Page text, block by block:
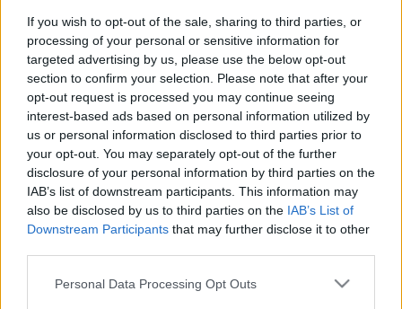
If you wish to opt-out of the sale, sharing to third parties, or
processing of your personal or sensitive information for
targeted advertising by us, please use the below opt-out
section to confirm your selection. Please note that after your
opt-out request is processed you may continue seeing
interest-based ads based on personal information utilized by
us or personal information disclosed to third parties prior to
your opt-out. You may separately opt-out of the further
disclosure of your personal information by third parties on the
IAB’s list of downstream participants. This information may
also be disclosed by us to third parties on the IAB’s List of
Downstream Participants that may further disclose it to other
Please note that this website/app uses one or more Google
Personal Data Processing Opt Outs
DIY: Belezz és tárolj!
Bohusek•2013. július 23.
Tinédzser gyermeke rá sem néz a hangszerre, pedig
zenészt akart belőle faragni? Ja, hogy régi és már
használhatatlan a szegény jószág (nem a gyerek, a
hangszer)? Csináljon belőle menő tárolórendszert!
Nem ígérjük, hogy nagyobb lesz a rend az utód
szobájában, de hátha kedvet…
A választás szabadsága
Amaranta Ursula• 2013. július 09.